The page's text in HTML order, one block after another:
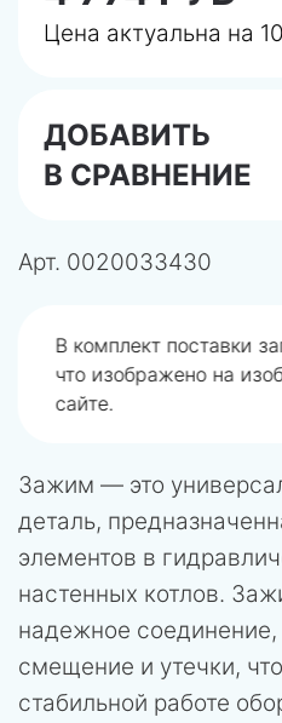
Цена актуальна на
ДОБАВИТЬ
В СРАВНЕНИЕ
Арт. 0020033430
В комплект поставки
что изображено на
сайте.
Зажим — это
деталь,
элементов в
настенных котлов.
надежное
смещение и утечки,
стабильной работе